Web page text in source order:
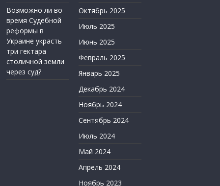
Возможно ли во
время Судебной
реформы в
Украине украсть
три гектара
столичной земли
через суд?
Октябрь 2025
Июль 2025
Июнь 2025
Февраль 2025
Январь 2025
Декабрь 2024
Ноябрь 2024
Сентябрь 2024
Июль 2024
Май 2024
Апрель 2024
Ноябрь 2023